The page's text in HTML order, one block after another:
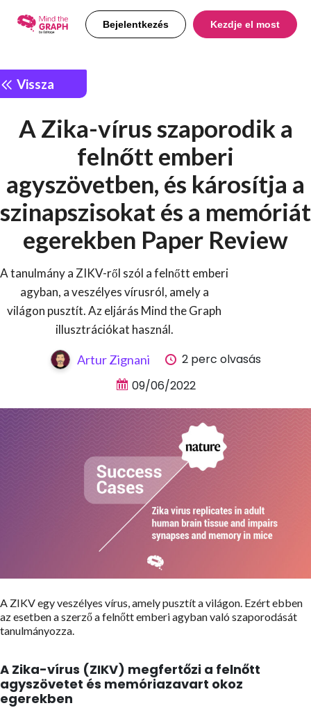
Bejelentkezés Kezdje el most
Vissza
A Zika-vírus szaporodik a
felnőtt emberi
agyszövetben, és károsítja a
szinapszisokat és a memóriát
egerekben Paper Review
A tanulmány a ZIKV-ről szól a felnőtt emberi
agyban, a veszélyes vírusról, amely a
világon pusztít. Az eljárás Mind the Graph
illusztrációkat használ.
Artur Zignani
2 perc olvasás
09/06/2022
A ZIKV egy veszélyes vírus, amely pusztít a világon. Ezért ebben
az esetben a szerző a felnőtt emberi agyban való szaporodását
tanulmányozza.
A Zika-vírus (ZIKV) megfertőzi a felnőtt
agyszövetet és memóriazavart okoz
egerekben